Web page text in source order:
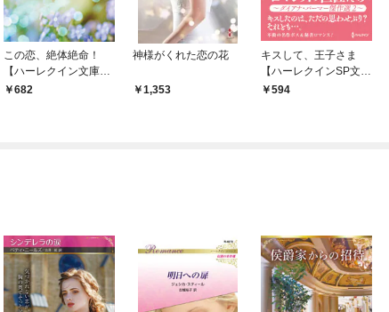
この恋、絶体絶命！
【ハーレクイン文庫
版】682
神様がくれた恋の花
1,353
キスして、王子さま
【ハーレクインSP文庫
版】594